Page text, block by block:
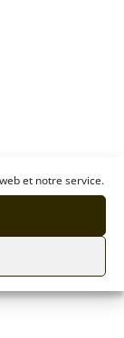
et notre service.